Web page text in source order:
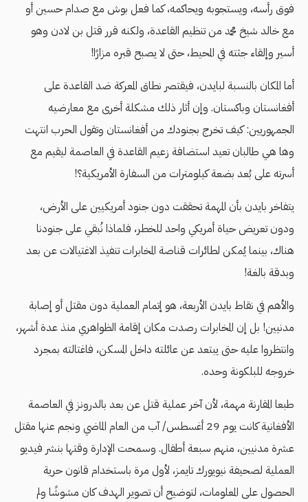
فوق رأسه، ويستجوبه ويحاكمه، كما فعل بوش مع صدام حسين أو
مع خالد شيخ محمد من تنظيم القاعدة، ولكنه قرر قتل بن لادن وهو
أسير وإلقاء جثته في المحيط، حتى لا يصبح قبره مزارًا!
أما المكان بالنسبة لبايدن، فيقتصر نطاق المعركة ضد القاعدة على
أفغانستان وباكستان. وإن أثار ذلك مشكلة أخرى مع معارضيه
الجمهوريين: كيف تخرج بجنودك من أفغانستان وتقول الحرب انتهت
وها هي طالبان تعيد استضافة زعيم القاعدة في العاصمة ليقيم مع
أسرته على بُعد بضعة كيلومترات من السفارة الأمريكية؟!
يتفاخر بايدن بأن المهمة تحققت دون جنود أمريكيين على الأرض،
ودون تعريض حياة أمريكي واحد للخطر، فلماذا نُبقي على جنودنا
هناك، بينما يُمكن لطائرات قناصة المخابرات تنفيذ الاغتيالات عن بعد
وبدقة بالغة!
والأهم في نقاط بايدن الأربعة، هو إتمام العملية دون مقتل أو إصابة
مدنيين! بل إن المخابرات رصدت مكان إقامة الظواهري منذ عدة أشهر،
وانتظروا عليه حتى يبتعد عن عائلته داخل المسكن، فاغتالته بمجرد
خروجه للبلكونة وحده.
طبعا المقارنة مهمة، لأن آخر عملية قتل عن بعد بالدرونز في العاصمة
الأفغانية كانت يوم 29 أغسطس/ آب من العام الماضي ونجم عنها مقتل
عشرة مدنيين، منهم سبعة أطفال. وسمحت الإدارة وقتها بنشر فيديو
العملية لصحيفة نيويورك تايمز، لأول مرة باستخدام قانون حرية
الحصول على المعلومات، لتوضيح أن تصوير الهدف كان مشوشًا ولم